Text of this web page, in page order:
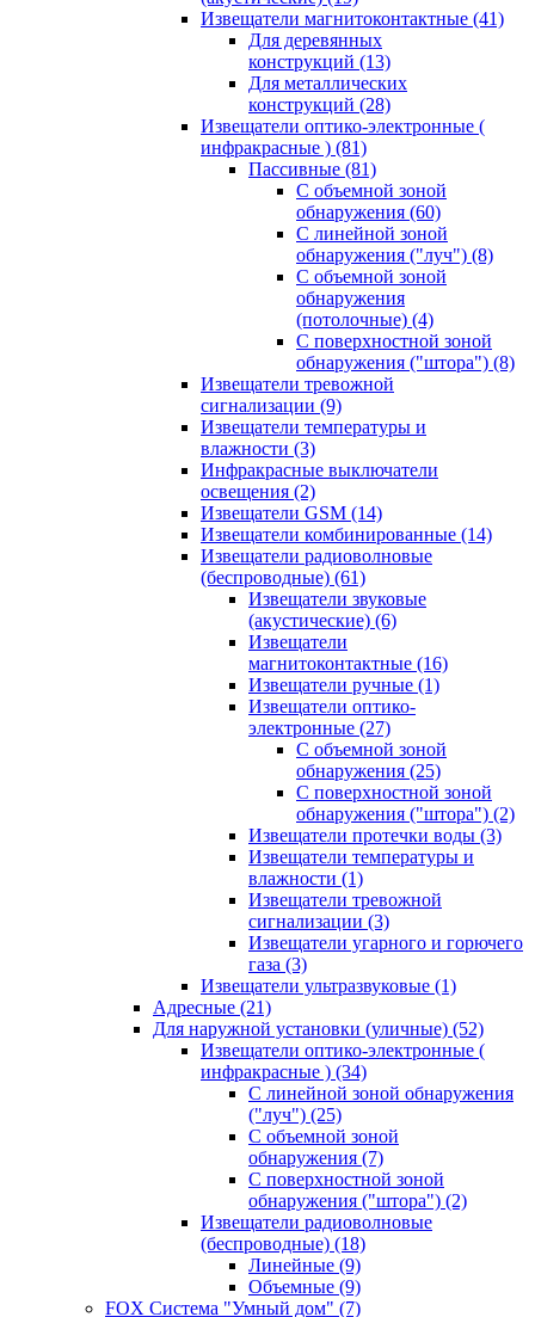
Извещатели магнитоконтактные (41)
Для деревянных
конструкций (13)
Для металлических
конструкций (28)
Извещатели оптико-электронные (
инфракрасные ) (81)
Пассивные (81)
С объемной зоной
обнаружения (60)
С линейной зоной
обнаружения ("луч") (8)
С объемной зоной
обнаружения
(потолочные) (4)
С поверхностной зоной
обнаружения ("штора") (8)
Извещатели тревожной
сигнализации (9)
Извещатели температуры и
влажности (3)
Инфракрасные выключатели
освещения (2)
Извещатели GSM (14)
Извещатели комбинированные (14)
Извещатели радиоволновые
(беспроводные) (61)
Извещатели звуковые
(акустические) (6)
Извещатели
магнитоконтактные (16)
Извещатели ручные (1)
Извещатели оптико-
электронные (27)
С объемной зоной
обнаружения (25)
С поверхностной зоной
обнаружения ("штора") (2)
Извещатели протечки воды (3)
Извещатели температуры и
влажности (1)
Извещатели тревожной
сигнализации (3)
Извещатели угарного и горючего
газа (3)
Извещатели ультразвуковые (1)
Адресные (21)
Для наружной установки (уличные) (52)
Извещатели оптико-электронные (
инфракрасные ) (34)
С линейной зоной обнаружения
("луч") (25)
С объемной зоной
обнаружения (7)
С поверхностной зоной
обнаружения ("штора") (2)
Извещатели радиоволновые
(беспроводные) (18)
Линейные (9)
Объемные (9)
FOX Система "Умный дом" (7)